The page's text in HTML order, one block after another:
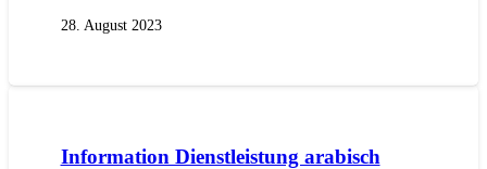
28. August 2023
Information Dienstleistung arabisch